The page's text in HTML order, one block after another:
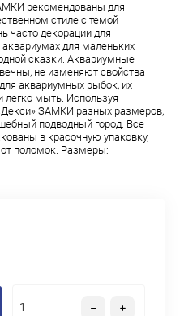
рекомендованы для
стиле с темой
часто декорации для
для маленьких
сказки. Аквариумные
не изменяют свойства
аквариумных рыбок, их
легко мыть. Используя
ЗАМКИ разных размеров,
подводный город. Все
в красочную упаковку,
от поломок. Размеры: